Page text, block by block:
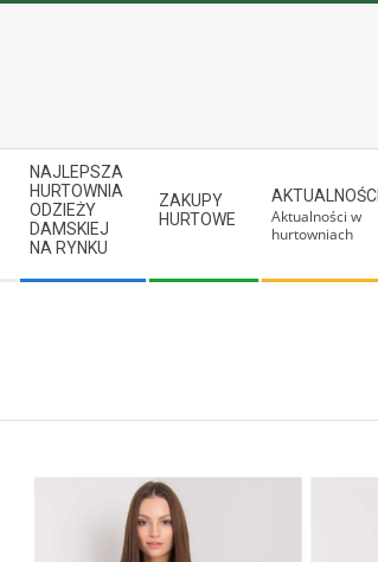
Secondary
Navigation
Menu
NAJLEPSZA
HURTOWNIA
ODZIEŻY
DAMSKIEJ
NA RYNKU
ZAKUPY
HURTOWE
AKTUALNOŚCI
Aktualności w
hurtowniach